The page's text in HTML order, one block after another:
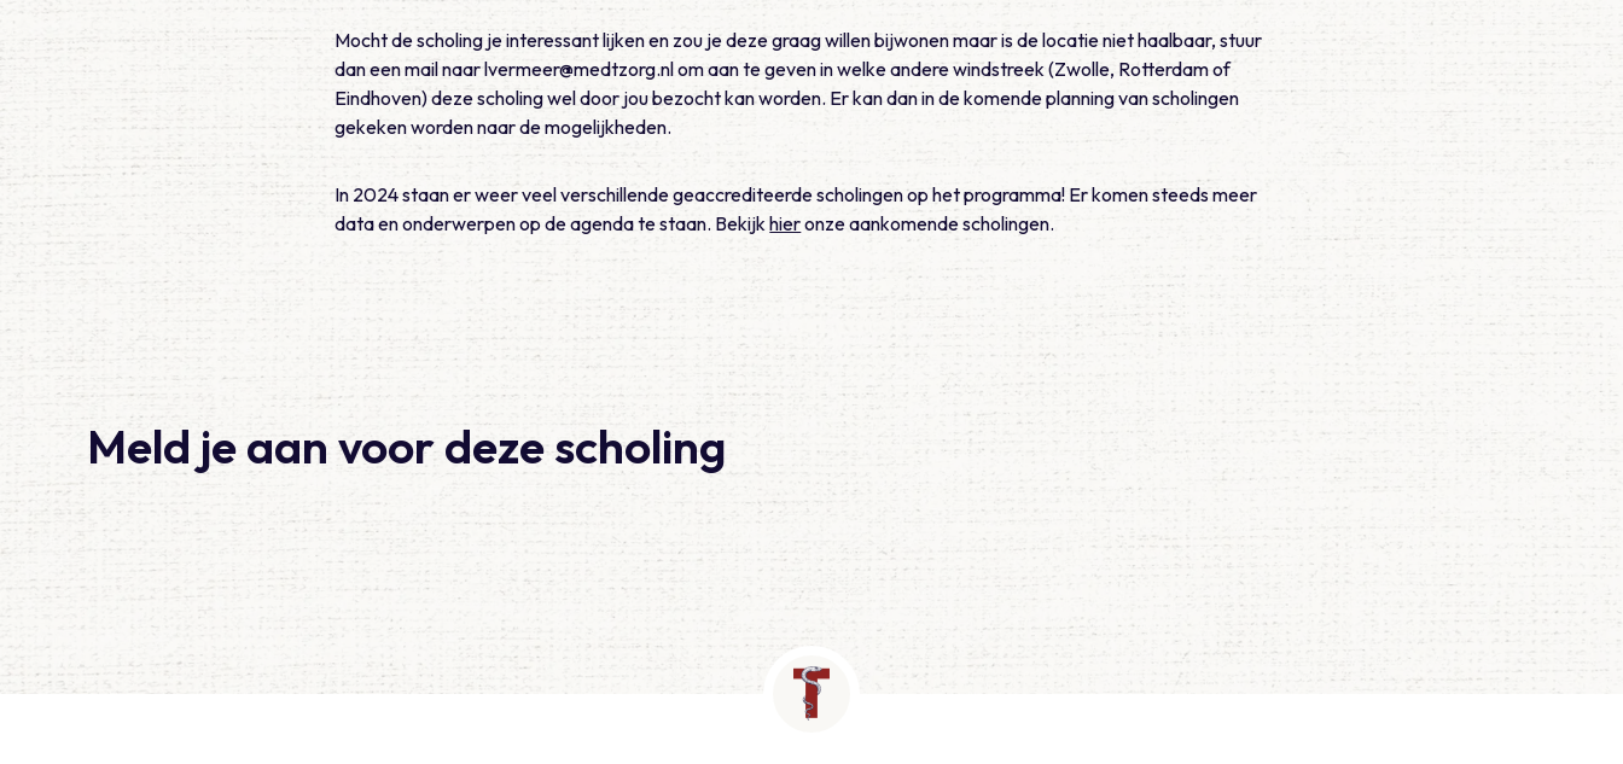
Mocht de scholing je interessant lijken en zou je deze graag willen bijwonen maar is de locatie niet haalbaar, stuur
dan een mail naar lvermeer@medtzorg.nl om aan te geven in welke andere windstreek (Zwolle, Rotterdam of
Eindhoven) deze scholing wel door jou bezocht kan worden. Er kan dan in de komende planning van scholingen
gekeken worden naar de mogelijkheden.
In 2024 staan er weer veel verschillende geaccrediteerde scholingen op het programma! Er komen steeds meer
data en onderwerpen op de agenda te staan. Bekijkhieronze aankomende scholingen.
Meld je aan voor deze scholing